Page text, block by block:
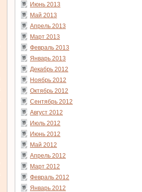
Июнь 2013
Май 2013
Апрель 2013
Март 2013
Февраль 2013
Январь 2013
Декабрь 2012
Ноябрь 2012
Октябрь 2012
Сентябрь 2012
Август 2012
Июль 2012
Июнь 2012
Май 2012
Апрель 2012
Март 2012
Февраль 2012
Январь 2012